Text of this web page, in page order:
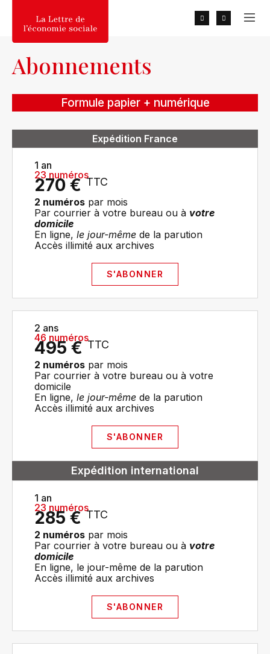
DÉPART, Baduel
Abonnements
Formule papier + numérique
Expédition France
1 an
23 numéros
270 € TTC
2 numéros par mois
Par courrier à votre bureau ou à votre
domicile
En ligne, le jour-même de la parution
Accès illimité aux archives​
S'ABONNER
2 ans
46 numéros
495 € TTC
2 numéros par mois
Par courrier à votre bureau ou à votre
domicile
En ligne, le jour-même de la parution
Accès illimité aux archives
S'ABONNER
Expédition international
1 an
23 numéros
285 € TTC
2 numéros par mois
Par courrier à votre bureau ou à votre
domicile
En ligne, le jour-même de la parution
Accès illimité aux archives​
S'ABONNER